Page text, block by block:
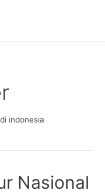
indonesia
Nasional